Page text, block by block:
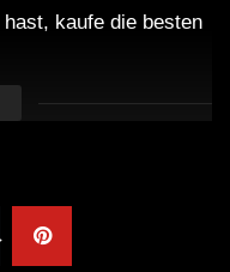
kaufe die besten